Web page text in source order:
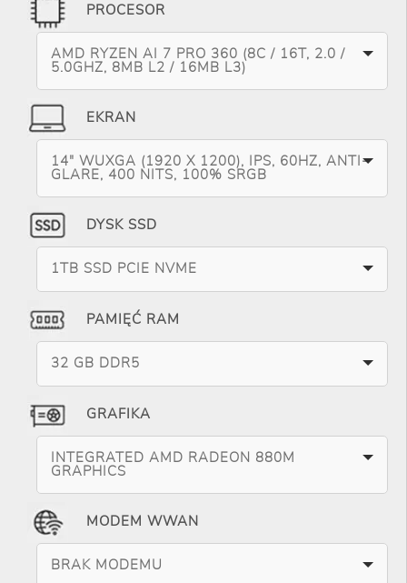
PROCESOR
AMD RYZEN AI 7 PRO 360 (8C / 16T, 2.0 /
5.0GHZ, 8MB L2 / 16MB L3)
EKRAN
14" WUXGA (1920 X 1200), IPS, 60HZ, ANTI-
GLARE, 400 NITS, 100% SRGB
DYSK SSD
1TB SSD PCIE NVME
PAMIĘĆ RAM
32 GB DDR5
GRAFIKA
INTEGRATED AMD RADEON 880M
GRAPHICS
MODEM WWAN
BRAK MODEMU